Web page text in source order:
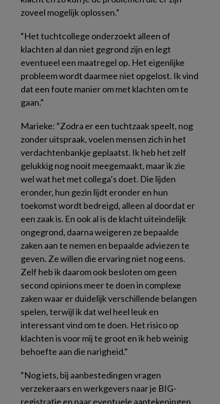
zoveel mogelijk oplossen.”
“Het tuchtcollege onderzoekt alleen of
klachten al dan niet gegrond zijn en legt
eventueel een maatregel op. Het eigenlijke
probleem wordt daarmee niet opgelost. Ik vind
dat een foute manier om met klachten om te
gaan.”
Marieke: “Zodra er een tuchtzaak speelt, nog
zonder uitspraak, voelen mensen zich in het
verdachtenbankje geplaatst. Ik heb het zelf
gelukkig nog nooit meegemaakt, maar ik zie
wel wat het met collega’s doet. Die lijden
eronder, hun gezin lijdt eronder en hun
toekomst wordt bedreigd, alleen al doordat er
een zaak is. En ook al is de klacht uiteindelijk
ongegrond, daarna weigeren ze bepaalde
zaken aan te nemen en bepaalde adviezen te
geven. Ze willen die ervaring niet nog eens.
Zelf heb ik daarom ook besloten om geen
second opinions meer te doen in complexe
zaken waar er duidelijk verschillende belangen
spelen, terwijl ik dat wel heel leuk en
interessant vind om te doen. Het risico op
klachten is voor mij te groot en ik heb weinig
behoefte aan die narigheid.”
“Nog iets, bij aanbestedingen vragen
verzekeraars en werkgevers naar je BIG-
registratie en naar eventuele aantekeningen